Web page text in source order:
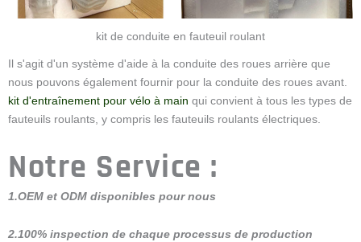
kit de conduite en fauteuil roulant
Il s'agit d'un système d'aide à la conduite des roues arrière que
nous pouvons également fournir pour la conduite des roues avant.
kit d'entraînement pour vélo à main qui convient à tous les types de
fauteuils roulants, y compris les fauteuils roulants électriques.
Notre Service :
1.OEM et ODM disponibles pour nous
2.100% inspection de chaque processus de production